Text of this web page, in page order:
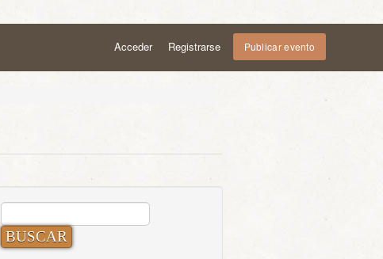
Acceder Registrarse Publicar evento
BUSCAR: